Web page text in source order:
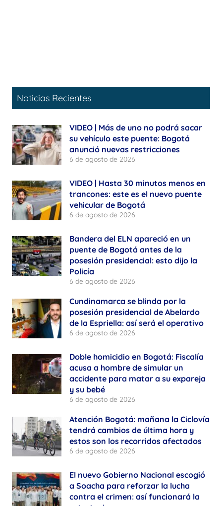
Noticias Recientes
VIDEO | Más de uno no podrá sacar
su vehículo este puente: Bogotá
anunció nuevas restricciones
6 de agosto de 2026
VIDEO | Hasta 30 minutos menos en
trancones: este es el nuevo puente
vehicular de Bogotá
6 de agosto de 2026
Bandera del ELN apareció en un
puente de Bogotá antes de la
posesión presidencial: esto dijo la
Policía
6 de agosto de 2026
Cundinamarca se blinda por la
posesión presidencial de Abelardo
de la Espriella: así será el operativo
6 de agosto de 2026
Doble homicidio en Bogotá: Fiscalía
acusa a hombre de simular un
accidente para matar a su expareja
y su bebé
6 de agosto de 2026
Atención Bogotá: mañana la Ciclovía
tendrá cambios de última hora y
estos son los recorridos afectados
6 de agosto de 2026
El nuevo Gobierno Nacional escogió
a Soacha para reforzar la lucha
contra el crimen: así funcionará la